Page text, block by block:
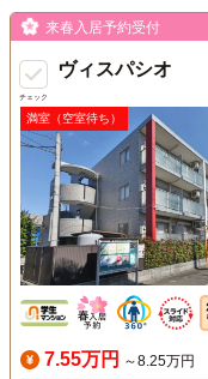
チェック
来春入居予約受付
ヴィスパシオ
満室（空室待ち）
7.55万円 ～8.25万円